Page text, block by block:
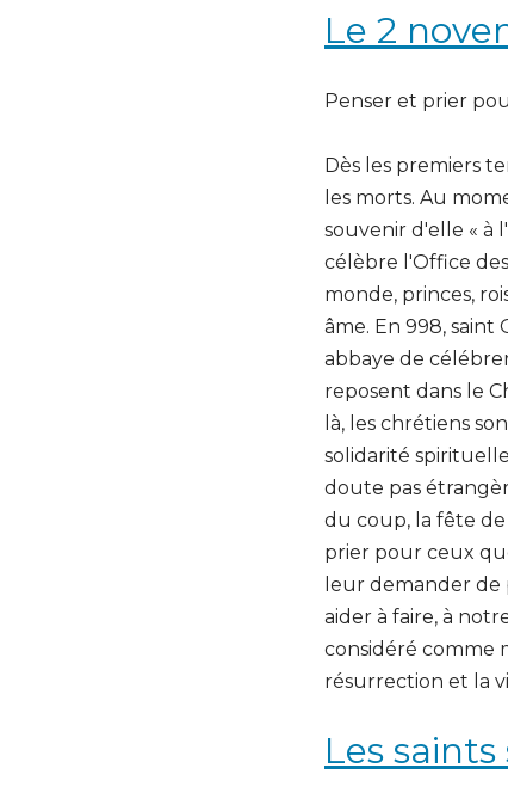
Le 2
Penser et prier
Dès les premiers
les morts. Au
souvenir d'elle « à
célèbre l'Office
monde, princes,
âme. En 998,
abbaye de
reposent dans le
là, les chrétiens
solidarité
doute pas
du coup, la fête
prier pour ceux
leur demander de
aider à faire, à
considéré comme
résurrection et la
Les